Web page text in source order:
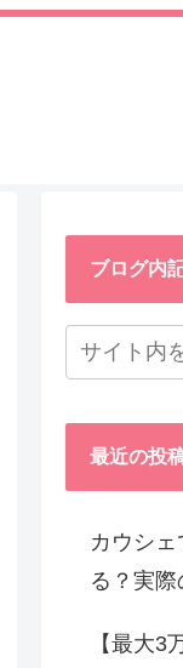
ブログ内
最近の投
カウシェ
る？実際
【最大3